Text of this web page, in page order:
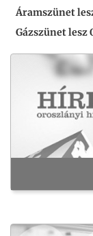
Áramszünet
Gázszünet lesz